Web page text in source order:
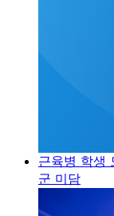
근육병 학생
군 미담